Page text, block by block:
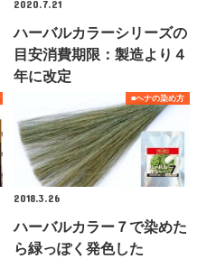
2020.7.21
ハーバルカラーシリーズの
目安消費期限：製造より４
年に改定
■ヘナの染め方
2018.3.26
ハーバルカラー７で染めた
ら緑っぽく発色した